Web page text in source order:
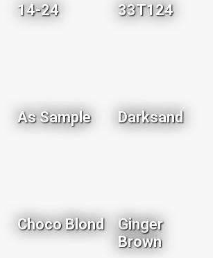
14-24 33T124
As Sample Darksand
Choco Blond
Ginger
Brown